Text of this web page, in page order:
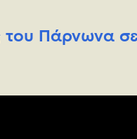
του Πάρνωνα